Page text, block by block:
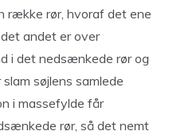
række rør, hvoraf det ene
andet er over
i det nedsænkede rør og
søjlens samlede
i massefylde får
rør, så det nemt